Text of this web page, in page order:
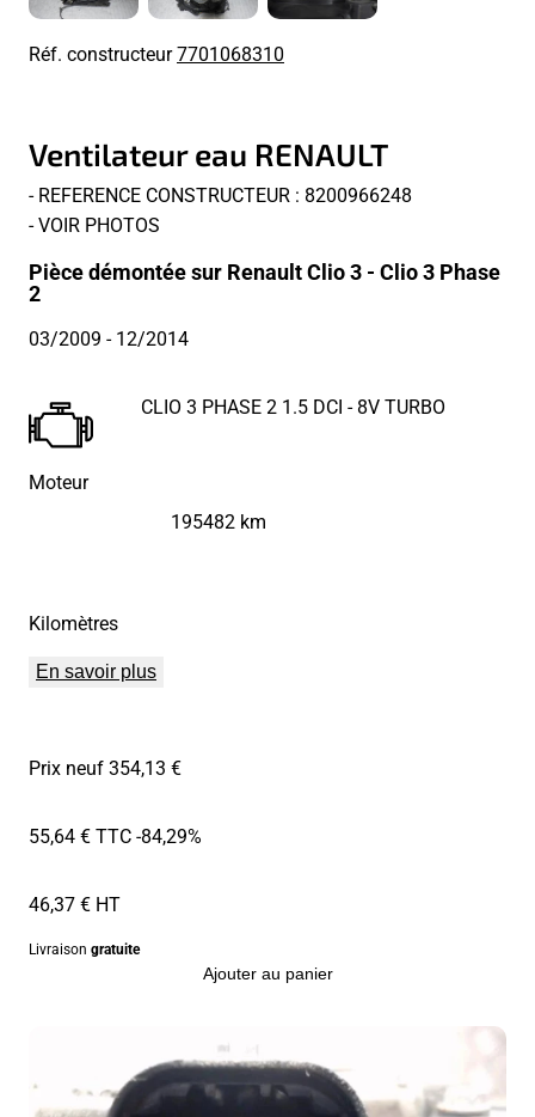
Réf. constructeur7701068310
Ventilateur eau RENAULT
- REFERENCE CONSTRUCTEUR : 8200966248
- VOIR PHOTOS
Pièce démontée sur Renault Clio 3 - Clio 3 Phase
2
03/2009 - 12/2014
Moteur
CLIO 3 PHASE 2 1.5 DCI - 8V TURBO
Kilomètres
195482 km
En savoir plus
Prix neuf 354,13 €
55,64 € TTC-84,29%
46,37 € HT
Livraison gratuite
Ajouter au panier